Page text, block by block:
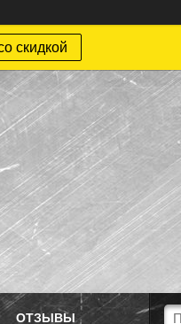
скидкой
ОТЗЫВЫ